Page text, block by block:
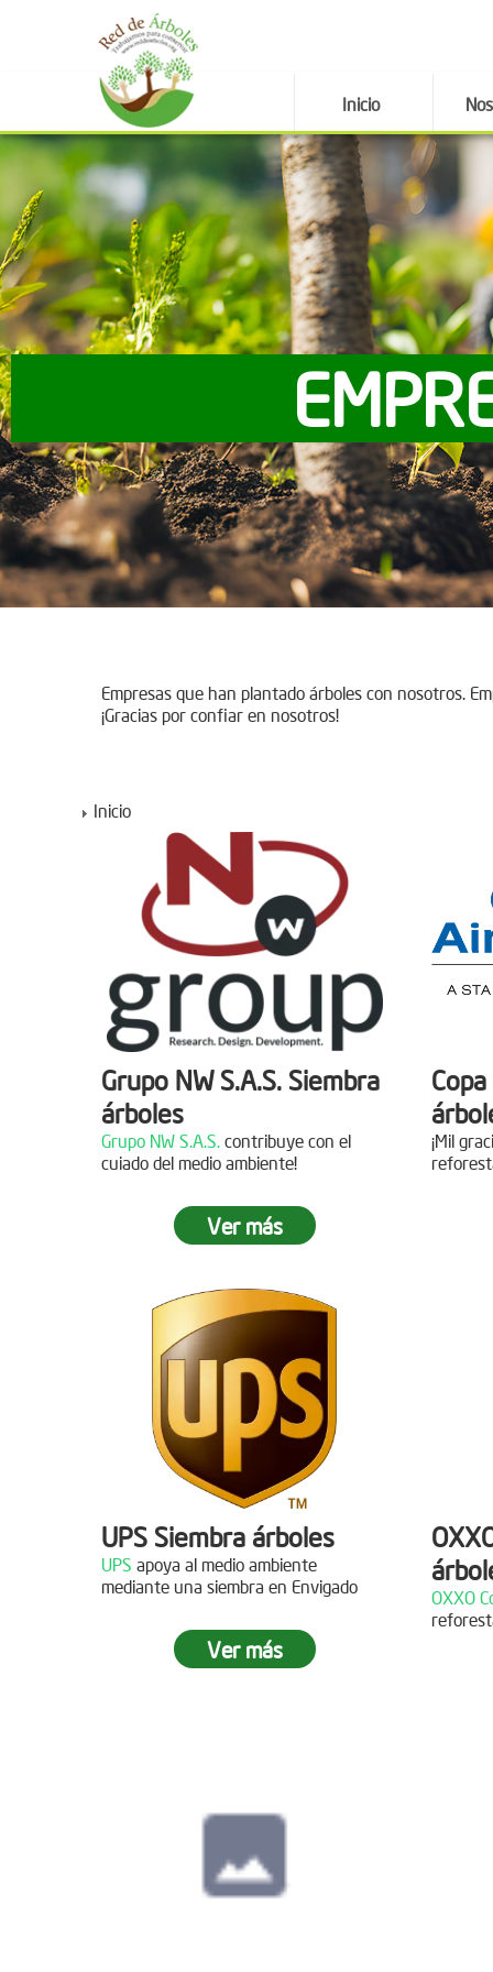
Inicio
Empresas que han plantado árboles con nosotros.
¡Gracias por confiar en nosotros!
Inicio
Grupo NW S.A.S. Siembra
árboles
Grupo NW S.A.S. contribuye con el
cuiado del medio ambiente!
Jornada de reforestación
05 de Abril de 2019
Asistentes:
15 personas
Descripción
¡Gracias al Grupo NW por
acompañarnos en nuestras jornadas
de reforestación!
04 de Diciembre de
Ver más
¡Mil
UPS Siembra árboles
UPS apoya al medio ambiente
mediante una siembra en Envigado
Ver más
OXXO